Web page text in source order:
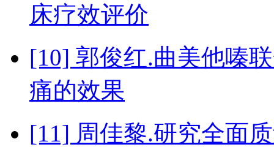
床疗效评价
[10] 郭俊红.曲美他嗪
痛的效果
[11] 周佳黎.研究全面